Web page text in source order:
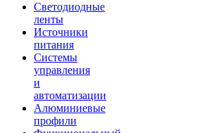
Светодиодные
ленты
Источники
питания
Системы
управления
и
автоматизации
Алюминиевые
профили